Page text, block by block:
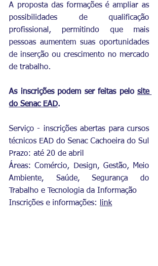
A proposta das formações é ampliar as
possibilidades de qualificação
profissional, permitindo que mais
pessoas aumentem suas oportunidades
de inserção ou crescimento no mercado
de trabalho.
As inscrições podem ser feitas pelo site
do Senac EAD.
Serviço - inscrições abertas para cursos
técnicos EAD do Senac Cachoeira do Sul
Prazo: até 20 de abril
Áreas: Comércio, Design, Gestão, Meio
Ambiente, Saúde, Segurança do
Trabalho e Tecnologia da Informação
Inscrições e informações:
link